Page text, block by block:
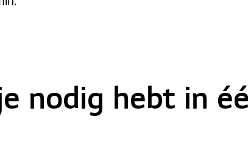
nodig hebt in